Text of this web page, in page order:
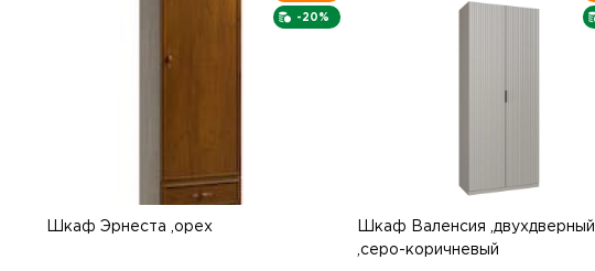
-20%
Шкаф Эрнеста ,орех
Шкаф Валенсия ,двухдверный
,серо-коричневый